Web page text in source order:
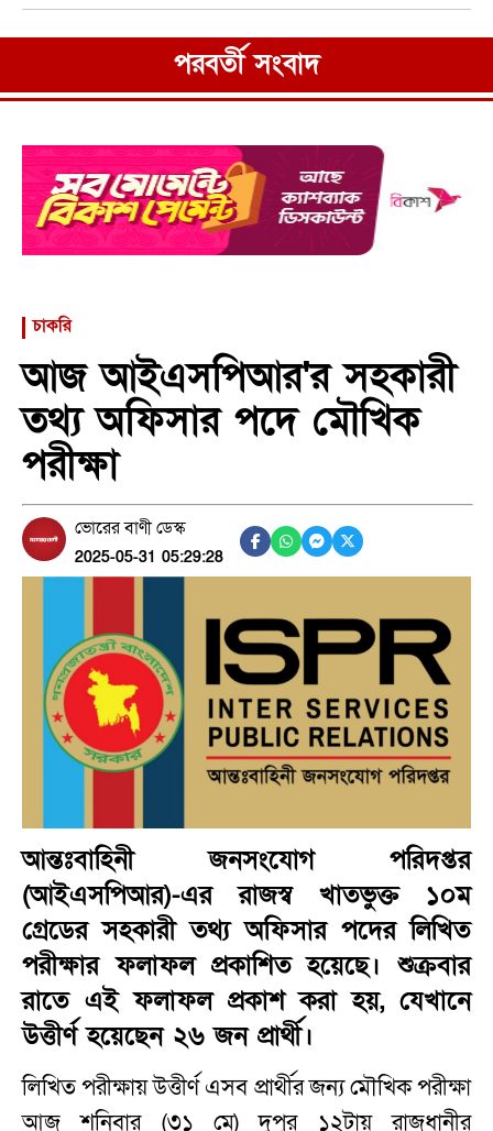
পরবর্তী সংবাদ
চাকরি
আজ আইএসপিআর'র সহকারী
তথ্য অফিসার পদে মৌখিক
পরীক্ষা
ভোরের বাণী ডেস্ক
2025-05-31 05:29:28
আন্তঃবাহিনী জনসংযোগ পরিদপ্তর
(আইএসপিআর)-এর রাজস্ব খাতভুক্ত ১০ম
গ্রেডের সহকারী তথ্য অফিসার পদের লিখিত
পরীক্ষার ফলাফল প্রকাশিত হয়েছে। শুক্রবার
রাতে এই ফলাফল প্রকাশ করা হয়, যেখানে
উত্তীর্ণ হয়েছেন ২৬ জন প্রার্থী।
লিখিত পরীক্ষায় উত্তীর্ণ এসব প্রার্থীর জন্য মৌখিক পরীক্ষা
আজ শনিবার (৩১ মে) দুপুর ১২টায় রাজধানীর